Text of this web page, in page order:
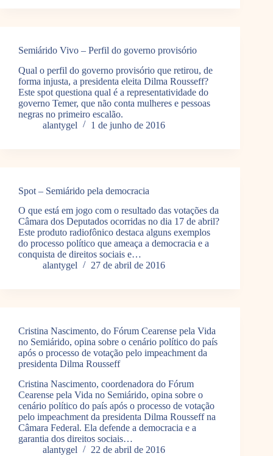
Semiárido Vivo – Perfil do governo provisório
Qual o perfil do governo provisório que retirou, de
forma injusta, a presidenta eleita Dilma Rousseff?
Este spot questiona qual é a representatividade do
governo Temer, que não conta mulheres e pessoas
negras no primeiro escalão.
alantygel
1 de junho de 2016
Spot – Semiárido pela democracia
O que está em jogo com o resultado das votações da
Câmara dos Deputados ocorridas no dia 17 de abril?
Este produto radiofônico destaca alguns exemplos
do processo político que ameaça a democracia e a
conquista de direitos sociais e…
alantygel
27 de abril de 2016
Cristina Nascimento, do Fórum Cearense pela Vida
no Semiárido, opina sobre o cenário político do país
após o processo de votação pelo impeachment da
presidenta Dilma Rousseff
Cristina Nascimento, coordenadora do Fórum
Cearense pela Vida no Semiárido, opina sobre o
cenário político do país após o processo de votação
pelo impeachment da presidenta Dilma Rousseff na
Câmara Federal. Ela defende a democracia e a
garantia dos direitos sociais…
alantygel
22 de abril de 2016